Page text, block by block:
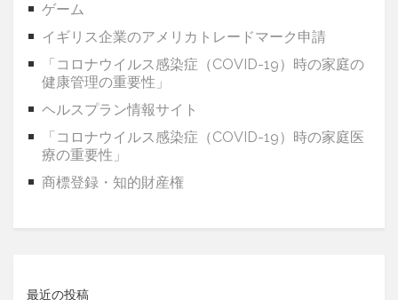
ゲーム
イギリス企業のアメリカトレードマーク申請
「コロナウイルス感染症（COVID-19）時の家庭の
健康管理の重要性」
ヘルスプラン情報サイト
「コロナウイルス感染症（COVID-19）時の家庭医
療の重要性」
商標登録・知的財産権
最近の投稿